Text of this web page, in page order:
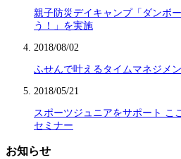
親子防災デイキャンプ「ダンボ
う！」を実施
2018/08/02
ふせんで叶えるタイムマネジメ
2018/05/21
スポーツジュニアをサポート こ
セミナー
お知らせ